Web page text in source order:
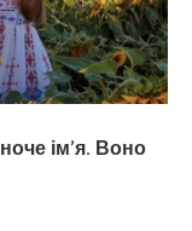
ім’я. Воно